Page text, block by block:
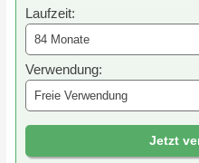
Laufzeit:
Verwendung:
Jetzt